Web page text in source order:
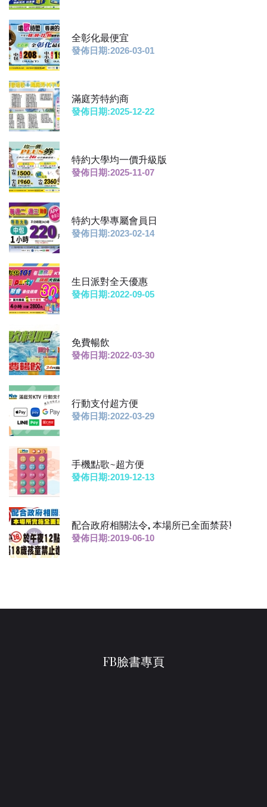
全彰化最便宜
發佈日期:2026-03-01
滿庭芳特約商
發佈日期:2025-12-22
特約大學均一價升級版
發佈日期:2025-11-07
特約大學專屬會員日
發佈日期:2023-02-14
生日派對全天優惠
發佈日期:2022-09-05
免費暢飲
發佈日期:2022-03-30
行動支付超方便
發佈日期:2022-03-29
手機點歌~超方便
發佈日期:2019-12-13
配合政府相關法令, 本場所已全面禁菸!
發佈日期:2019-06-10
FB臉書專頁